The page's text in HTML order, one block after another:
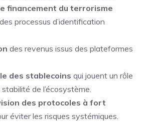
financement du terrorisme
processus d’identification
des revenus issus des plateformes
des stablecoins qui jouent un rôle
de l’écosystème.
des protocoles à fort
éviter les risques systémiques.